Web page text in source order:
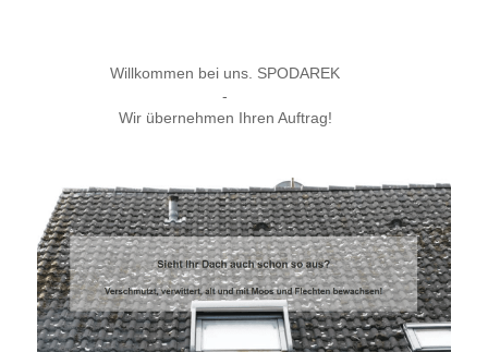
Willkommen bei uns. SPODAREK
-
Wir übernehmen Ihren Auftrag!